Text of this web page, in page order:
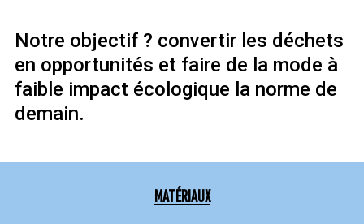
Notre objectif ? convertir les déchets
en opportunités et faire de la mode à
faible impact écologique la norme de
demain.
MATÉRIAUX